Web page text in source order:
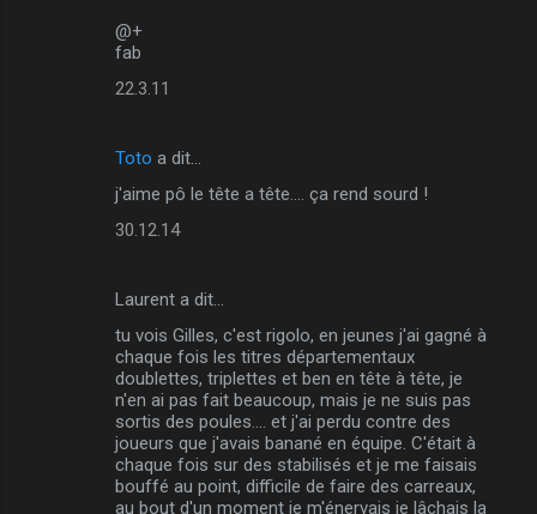
@+
fab
22.3.11
Toto a dit…
j'aime pô le tête a tête.... ça rend sourd !
30.12.14
Laurent a dit…
tu vois Gilles, c'est rigolo, en jeunes j'ai gagné à
chaque fois les titres départementaux
doublettes, triplettes et ben en tête à tête, je
n'en ai pas fait beaucoup, mais je ne suis pas
sortis des poules.... et j'ai perdu contre des
joueurs que j'avais banané en équipe. C'était à
chaque fois sur des stabilisés et je me faisais
bouffé au point, difficile de faire des carreaux,
au bout d'un moment je m'énervais je lâchais la